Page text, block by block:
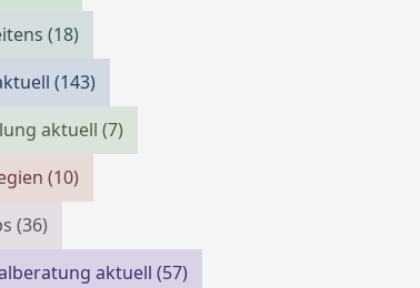
(18)
(143)
aktuell (7)
(10)
(36)
aktuell (57)